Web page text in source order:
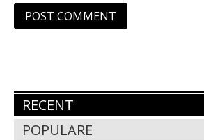
RECENT
POPULARE